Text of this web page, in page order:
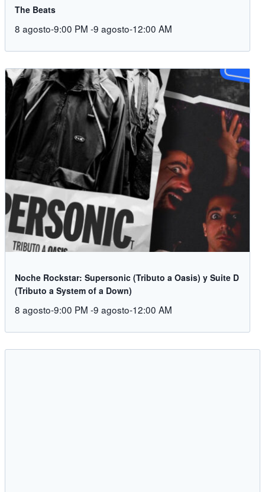
The Beats
8 agosto-9:00 PM -9 agosto-12:00 AM
Noche Rockstar: Supersonic (Tributo a Oasis) y Suite D
(Tributo a System of a Down)
8 agosto-9:00 PM -9 agosto-12:00 AM